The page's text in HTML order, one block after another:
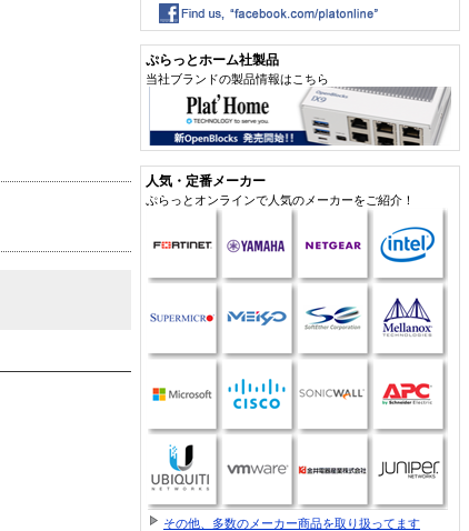
ぷらっとホーム社製品
当社ブランドの製品情報はこちら
人気・定番メーカー
ぷらっとオンラインで人気のメーカーをご紹介！
その他、多数のメーカー商品を取り扱ってます